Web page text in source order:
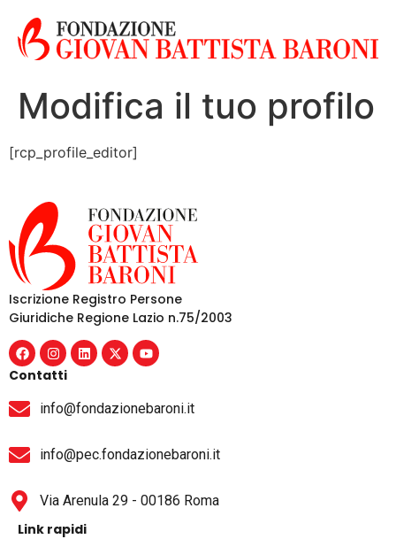
Modifica il tuo profilo
[rcp_profile_editor]
Iscrizione Registro Persone
Giuridiche Regione Lazio n.75/2003
Contatti
info@fondazionebaroni.it
info@pec.fondazionebaroni.it
Via Arenula 29 - 00186 Roma
Link rapidi